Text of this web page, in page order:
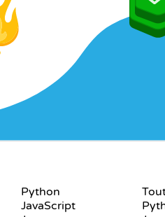
Python
JavaScript